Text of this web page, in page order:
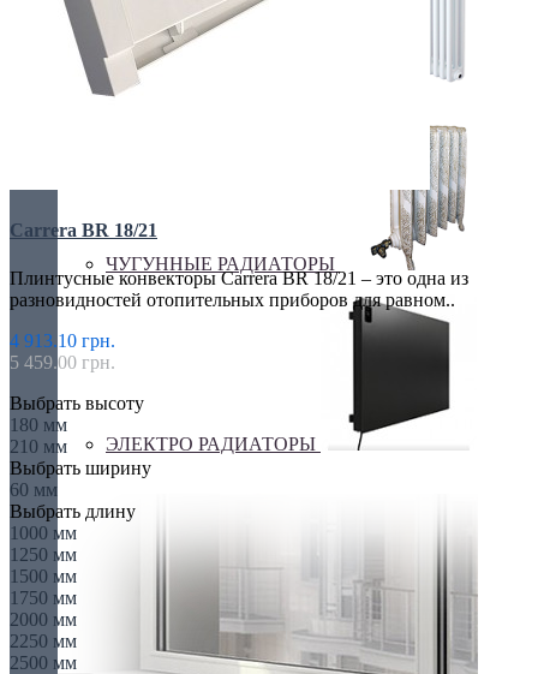
ТРУБЧАТЫЕ РАДИАТОРЫ
ЧУГУННЫЕ РАДИАТОРЫ
ЭЛЕКТРО РАДИАТОРЫ
Carrera BR 18/21
Плинтусные конвекторы Carrera BR 18/21 – это одна из
разновидностей отопительных приборов для равном..
4 913.10 грн.
5 459.00 грн.
Выбрать высоту
180 мм
210 мм
Выбрать ширину
60 мм
Выбрать длину
1000 мм
1250 мм
1500 мм
1750 мм
2000 мм
2250 мм
2500 мм